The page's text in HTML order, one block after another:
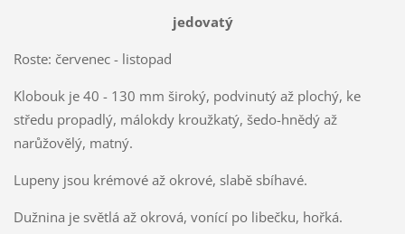
jedovatý
Roste: červenec - listopad
Klobouk je 40 - 130 mm široký, podvinutý až plochý, ke
středu propadlý, málokdy kroužkatý, šedo-hnědý až
narůžovělý, matný.
Lupeny jsou krémové až okrové, slabě sbíhavé.
Dužnina je světlá až okrová, vonící po libečku, hořká.